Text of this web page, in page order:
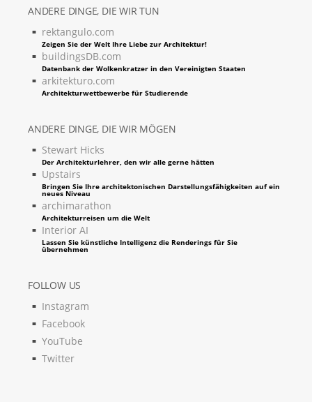
ANDERE DINGE, DIE WIR TUN
rektangulo.com
Zeigen Sie der Welt Ihre Liebe zur Architektur!
buildingsDB.com
Datenbank der Wolkenkratzer in den Vereinigten Staaten
arkitekturo.com
Architekturwettbewerbe für Studierende
ANDERE DINGE, DIE WIR MÖGEN
Stewart Hicks
Der Architekturlehrer, den wir alle gerne hätten
Upstairs
Bringen Sie Ihre architektonischen Darstellungsfähigkeiten auf ein
neues Niveau
archimarathon
Architekturreisen um die Welt
Interior AI
Lassen Sie künstliche Intelligenz die Renderings für Sie
übernehmen
FOLLOW US
Instagram
Facebook
YouTube
Twitter